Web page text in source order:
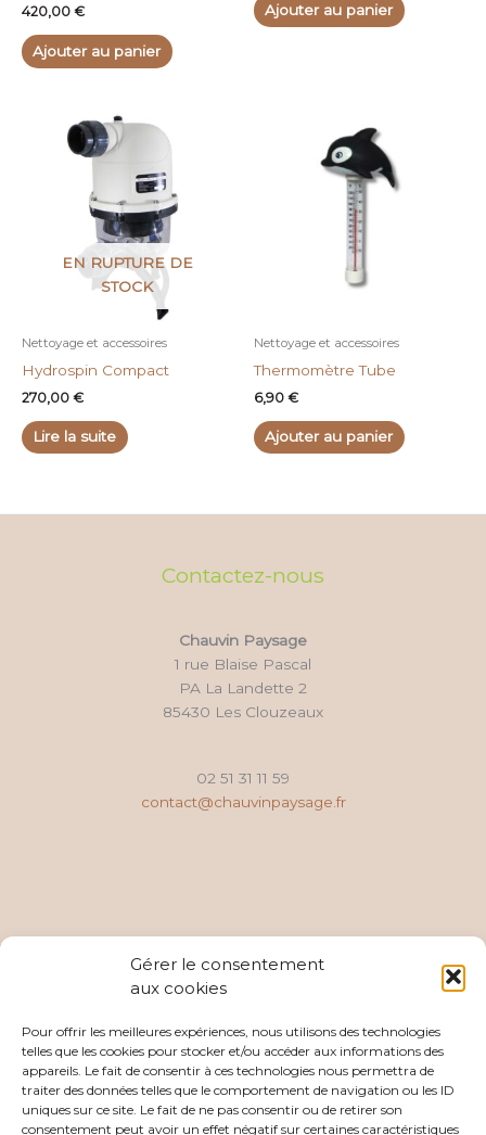
Gérer le consentement
aux cookies
Pour offrir les meilleures expériences, nous utilisons des technologies
telles que les cookies pour stocker et/ou accéder aux informations des
appareils. Le fait de consentir à ces technologies nous permettra de
traiter des données telles que le comportement de navigation ou les ID
uniques sur ce site. Le fait de ne pas consentir ou de retirer son
consentement peut avoir un effet négatif sur certaines caractéristiques
420,00 €
Ajouter au panier
Ajouter au panier
EN RUPTURE DE
STOCK
Nettoyage et accessoires
Hydrospin Compact
270,00 €
Lire la suite
Nettoyage et accessoires
Thermomètre Tube
6,90 €
Ajouter au panier
Contactez-nous
Chauvin Paysage
1 rue Blaise Pascal
PA La Landette 2
85430 Les Clouzeaux
02 51 31 11 59
contact@chauvinpaysage.fr